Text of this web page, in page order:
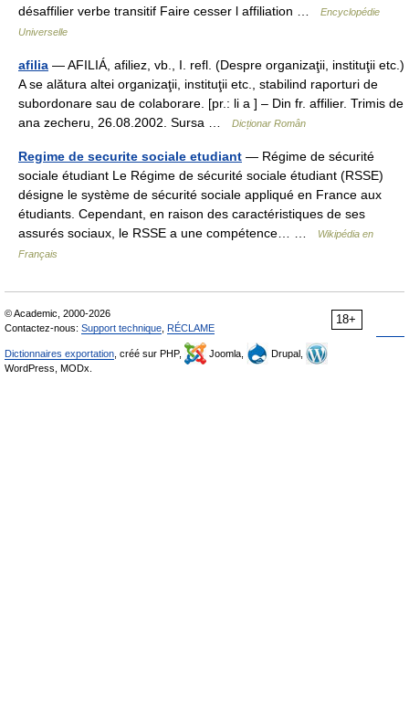
désaffilier verbe transitif Faire cesser l affiliation …
Encyclopédie
Universelle
afilia — AFILIÁ, afiliez, vb., I. refl. (Despre organizaţii, instituţii etc.)
A se alătura altei organizaţii, instituţii etc., stabilind raporturi de
subordonare sau de colaborare. [pr.: li a ] – Din fr. affilier. Trimis de
ana zecheru, 26.08.2002. Sursa …
Dicționar Român
Regime de securite sociale etudiant — Régime de sécurité
sociale étudiant Le Régime de sécurité sociale étudiant (RSSE)
désigne le système de sécurité sociale appliqué en France aux
étudiants. Cependant, en raison des caractéristiques de ses
assurés sociaux, le RSSE a une compétence… …
Wikipédia en
Français
18+
© Academic, 2000-2026
Contactez-nous: Support technique RÉCLAME
Dictionnaires exportation , créé sur PHP, Joomla,
Drupal,
WordPress, MODx.